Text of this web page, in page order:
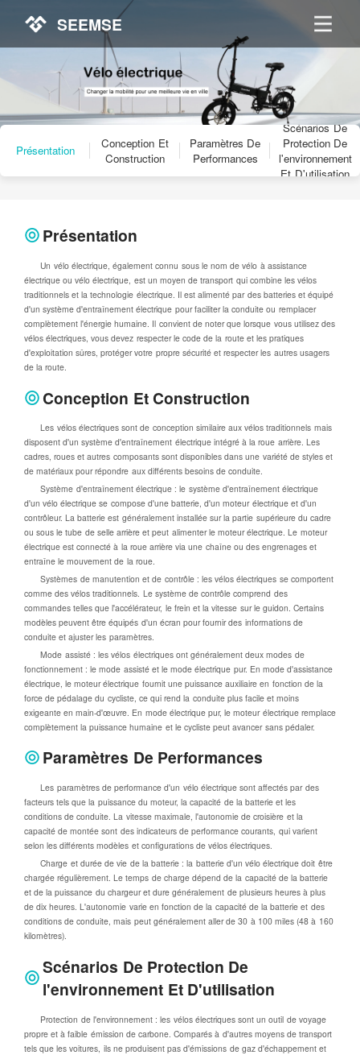
SEEMSE
Présentation
Conception Et
Construction
Paramètres De
Performances
Scénarios De
Protection De
l'environnement
Et D'utilisation
Présentation
Un vélo électrique, également connu sous le nom de vélo à assistance
électrique ou vélo électrique, est un moyen de transport qui combine les vélos
traditionnels et la technologie électrique. Il est alimenté par des batteries et équipé
d'un système d'entraînement électrique pour faciliter la conduite ou remplacer
complètement l'énergie humaine. Il convient de noter que lorsque vous utilisez des
vélos électriques, vous devez respecter le code de la route et les pratiques
d'exploitation sûres, protéger votre propre sécurité et respecter les autres usagers
de la route.
Conception Et Construction
Les vélos électriques sont de conception similaire aux vélos traditionnels mais
disposent d'un système d'entraînement électrique intégré à la roue arrière. Les
cadres, roues et autres composants sont disponibles dans une variété de styles et
de matériaux pour répondre aux différents besoins de conduite.
Système d'entraînement électrique : le système d'entraînement électrique
d'un vélo électrique se compose d'une batterie, d'un moteur électrique et d'un
contrôleur. La batterie est généralement installée sur la partie supérieure du cadre
ou sous le tube de selle arrière et peut alimenter le moteur électrique. Le moteur
électrique est connecté à la roue arrière via une chaîne ou des engrenages et
entraîne le mouvement de la roue.
Systèmes de manutention et de contrôle : les vélos électriques se comportent
comme des vélos traditionnels. Le système de contrôle comprend des
commandes telles que l'accélérateur, le frein et la vitesse sur le guidon. Certains
modèles peuvent être équipés d'un écran pour fournir des informations de
conduite et ajuster les paramètres.
Mode assisté : les vélos électriques ont généralement deux modes de
fonctionnement : le mode assisté et le mode électrique pur. En mode d'assistance
électrique, le moteur électrique fournit une puissance auxiliaire en fonction de la
force de pédalage du cycliste, ce qui rend la conduite plus facile et moins
exigeante en main-d'œuvre. En mode électrique pur, le moteur électrique remplace
complètement la puissance humaine et le cycliste peut avancer sans pédaler.
Paramètres De Performances
Les paramètres de performance d'un vélo électrique sont affectés par des
facteurs tels que la puissance du moteur, la capacité de la batterie et les
conditions de conduite. La vitesse maximale, l'autonomie de croisière et la
capacité de montée sont des indicateurs de performance courants, qui varient
selon les différents modèles et configurations de vélos électriques.
Charge et durée de vie de la batterie : la batterie d'un vélo électrique doit être
chargée régulièrement. Le temps de charge dépend de la capacité de la batterie
et de la puissance du chargeur et dure généralement de plusieurs heures à plus
de dix heures. L'autonomie varie en fonction de la capacité de la batterie et des
conditions de conduite, mais peut généralement aller de 30 à 100 miles (48 à 160
kilomètres).
Scénarios De Protection De
l'environnement Et D'utilisation
Protection de l'environnement : les vélos électriques sont un outil de voyage
propre et à faible émission de carbone. Comparés à d'autres moyens de transport
tels que les voitures, ils ne produisent pas d'émissions de gaz d'échappement et